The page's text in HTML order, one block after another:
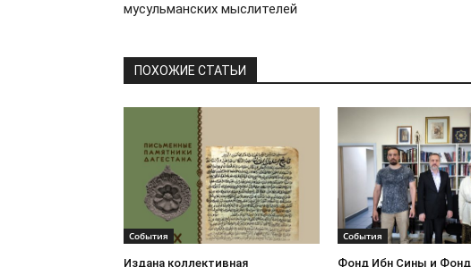
мусульманских мыслителей
ПОХОЖИЕ СТАТЬИ
События
Издана коллективная
События
Фонд Ибн Сины и Фонд